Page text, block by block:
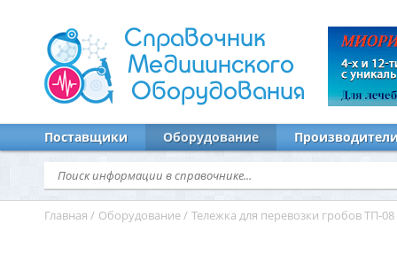
Справочник
Медицинского
Оборудования
Поставщики Оборудование
Главная / Оборудование / Тележка для перевозки гробов ТП-08